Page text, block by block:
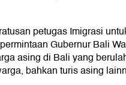
petugas Imigrasi
Gubernur Bali
asing di Bali yang
bahkan turis asing